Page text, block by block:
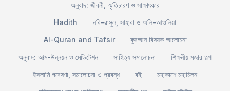
অনুবাদ: জীবনী, স্মৃতিচারণ ও সাক্ষাৎকার
Hadith
নবি-রাসুল, সাহাবা ও অলি-আওলিয়া
Al-Quran and Tafsir
কুরআন বিষয়ক আলোচনা
অনুবাদ: আত্ম-উন্নয়ন ও মেডিটেশন
সাহিত্য সমালোচনা
শিক্ষনীয় মজার গল্প
ইসলামি গবেষণা, সমালোচনা ও প্রবন্ধ
বই
মহাকাশে মহামিলন